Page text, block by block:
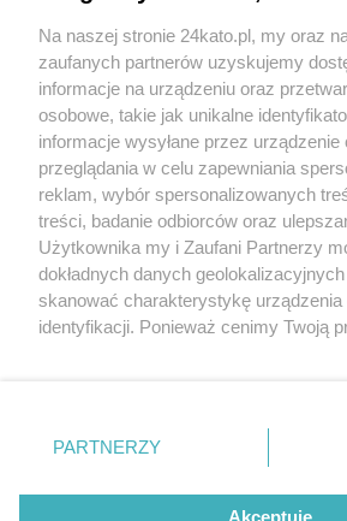
3 / 0
Wydawca mediów lokalnych
Nie zapomnij
zapoznać się z:
polityką prywatności regulamin
Twojemiasto
Piekary Śląskie
Chorzów
Tarnowskie Góry
Gliwice
Kontakt
Wydawca
Redakcja
Na naszej stronie 24kato.pl, my oraz
zaufanych partnerów uzyskujemy
informacje na urządzeniu oraz
osobowe, takie jak unikalne
informacje wysyłane przez urządzenie
przeglądania w celu zapewniania
reklam, wybór spersonalizowanych
treści, badanie odbiorców oraz
Użytkownika my i Zaufani Partnerzy
dokładnych danych
skanować charakterystykę urządzenia
identyfikacji. Ponieważ cenimy Twoją
prywatności znajdujący się w lewym
. Niektóre rodzaje przetwarzania
zgody użytkownika, ale masz prawo
takiemu przetwarzaniu. Preferencje
PARTNERZY
Akceptuję